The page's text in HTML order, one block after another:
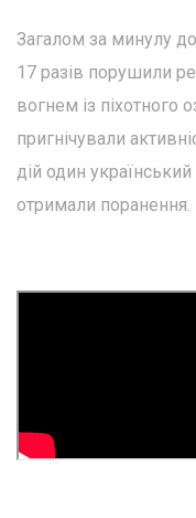
Загалом за минулу
17 разів порушили
вогнем із піхотного
пригнічували
дій один
отримали поранення.